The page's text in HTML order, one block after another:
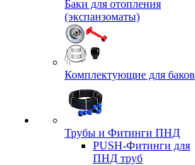
Баки для отопления
(экспанзоматы)
Комплектующие для баков
Трубы и Фитинги ПНД
PUSH-Фитинги для
ПНД труб